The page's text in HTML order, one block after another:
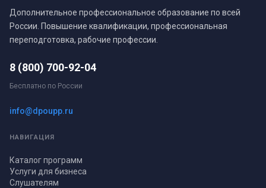
Дополнительное профессиональное образование по всей
России. Повышение квалификации, профессиональная
переподготовка, рабочие профессии.
8 (800) 700-92-04
Бесплатно по России
info@dpoupp.ru
НАВИГАЦИЯ
Каталог программ
Услуги для бизнеса
Слушателям